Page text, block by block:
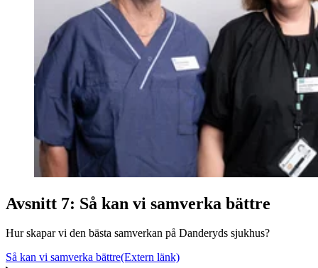
Avsnitt 7: Så kan vi samverka bättre
Hur skapar vi den bästa samverkan på Danderyds sjukhus?
Så kan vi samverka bättre(Extern länk)